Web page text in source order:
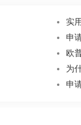
实
申
欧
为
申